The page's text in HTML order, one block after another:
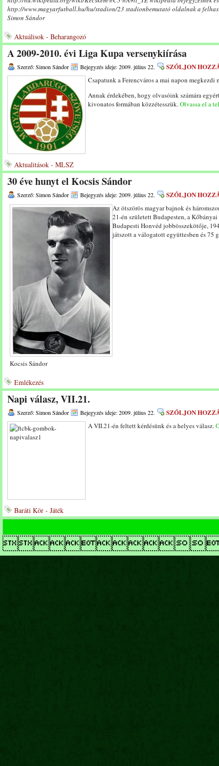
http://www.magyarfutball.hu/hu/stadion/23 stadionbemutató oldalnak a
Simon Sándor
Aktuálisok - Beharangozó
A 2009-2010. évi Liga Kupa versenykiírása
Szerző: Simon Sándor Bejegyzés ideje: 2009. július 22. SZÓLJON
Csapatunk a Ferencváros a mai napon megkezdi
Annak érdekében, hogy olvasóink számára
kivonatos formában közzétesszük.Olvassa el a
Aktualitások - MLSZ
30 éve hunyt el Kocsis Sándor
Szerző: Simon Sándor Bejegyzés ideje: 2009. július 22. SZÓLJON
Kocsis Sándor
Az ötszörös magyar bajnok és
21-én született Budapesten, a
Budapesti Honvéd jobbösszekötője,
játszott a válogatott együttesben és 75
Emlékezés
Napi válasz, VII.21.
Szerző: Simon Sándor Bejegyzés ideje: 2009. július 22. SZÓLJON
A VII.21-én feltett kérdésünk és a helyes válasz.
Baráti Kör - Játék